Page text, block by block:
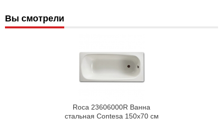
Вы смотрели
Roca 23606000R Ванна
стальная Contesa 150x70 см